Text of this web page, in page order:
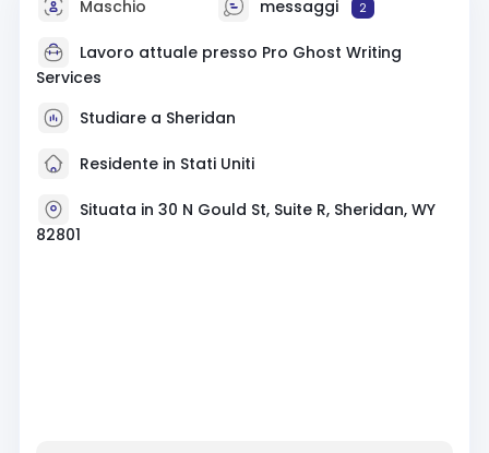
Maschio messaggi 2
Lavoro attuale presso Pro Ghost Writing
Services
Studiare a Sheridan
Residente in Stati Uniti
Situata in 30 N Gould St, Suite R, Sheridan, WY
82801